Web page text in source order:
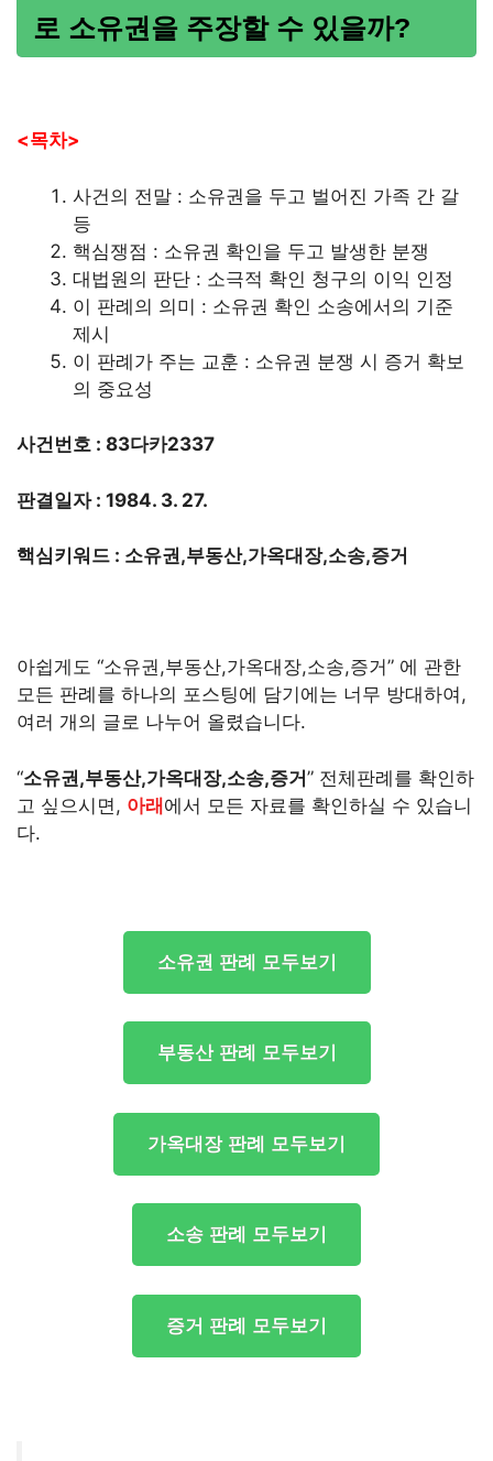
로 소유권을 주장할 수 있을까?
<목차>
사건의 전말 : 소유권을 두고 벌어진 가족 간 갈
등
핵심쟁점 : 소유권 확인을 두고 발생한 분쟁
대법원의 판단 : 소극적 확인 청구의 이익 인정
이 판례의 의미 : 소유권 확인 소송에서의 기준
제시
이 판례가 주는 교훈 : 소유권 분쟁 시 증거 확보
의 중요성
사건번호 : 83다카2337
판결일자 : 1984. 3. 27.
핵심키워드 : 소유권,부동산,가옥대장,소송,증거
아쉽게도 “소유권,부동산,가옥대장,소송,증거” 에 관한
모든 판례를 하나의 포스팅에 담기에는 너무 방대하여,
여러 개의 글로 나누어 올렸습니다.
“소유권,부동산,가옥대장,소송,증거” 전체판례를 확인하
고 싶으시면, 아래에서 모든 자료를 확인하실 수 있습니
다.
소유권 판례 모두보기
부동산 판례 모두보기
가옥대장 판례 모두보기
소송 판례 모두보기
증거 판례 모두보기